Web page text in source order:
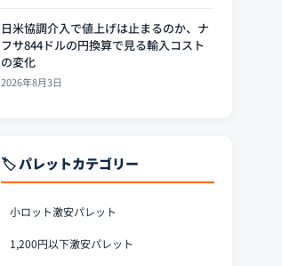
日米協調介入で値上げは止まるのか、ナ
フサ844ドルの円換算で見る輸入コスト
の変化
2026年8月3日
🏷️ パレットカテゴリー
小ロット激安パレット
1,200円以下激安パレット